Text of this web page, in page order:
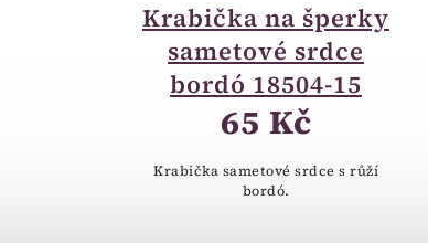
Krabička na šperky
sametové srdce
bordó 18504-15
65 Kč
Krabička sametové srdce s růží
bordó.